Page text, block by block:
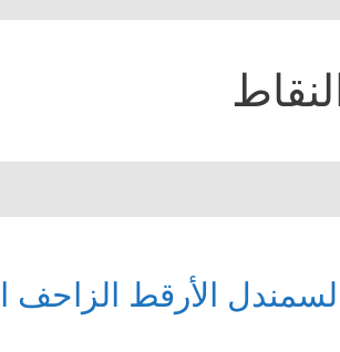
الأرقط الزاحف